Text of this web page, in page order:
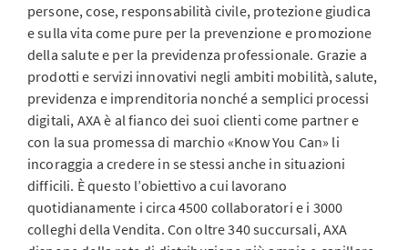
persone, cose, responsabilità civile, protezione giudica
e sulla vita come pure per la prevenzione e promozione
della salute e per la previdenza professionale. Grazie a
prodotti e servizi innovativi negli ambiti mobilità, salute,
previdenza e imprenditoria nonché a semplici processi
digitali, AXA è al fianco dei suoi clienti come partner e
con la sua promessa di marchio «Know You Can» li
incoraggia a credere in se stessi anche in situazioni
difficili. È questo l’obiettivo a cui lavorano
quotidianamente i circa 4500 collaboratori e i 3000
colleghi della Vendita. Con oltre 340 succursali, AXA